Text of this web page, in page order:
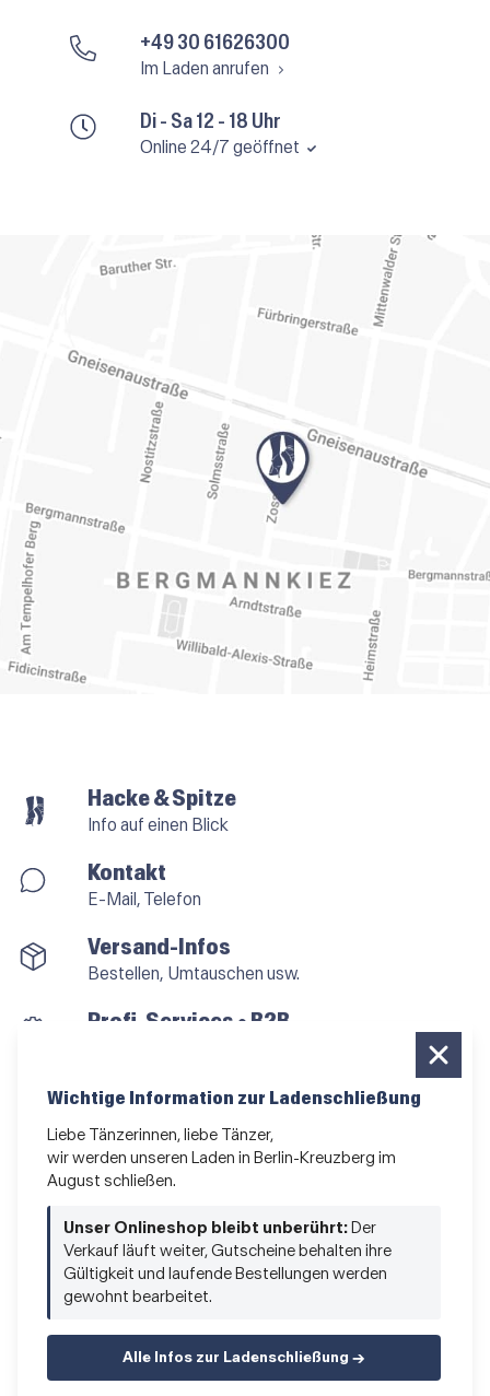
Di - Sa 12 - 18 Uhr
Online 24/7 geöffnet
+49 30 61626300
Im Laden anrufen
Hacke & Spitze
Info auf einen Blick
Kontakt
E-Mail, Telefon
Versand-Infos
Bestellen, Umtauschen usw.
Profi-Services • B2B
Newsletter bestellen
Das Kleingedruckte
Vertrag widerrufen
Wichtige Information zur Ladenschließung
Liebe Tänzerinnen, liebe Tänzer,
wir werden unseren Laden in Berlin-Kreuzberg im
August schließen.
Unser Onlineshop bleibt unberührt: Der
Verkauf läuft weiter, Gutscheine behalten ihre
Gültigkeit und laufende Bestellungen werden
gewohnt bearbeitet.
Alle Infos zur Ladenschließung →